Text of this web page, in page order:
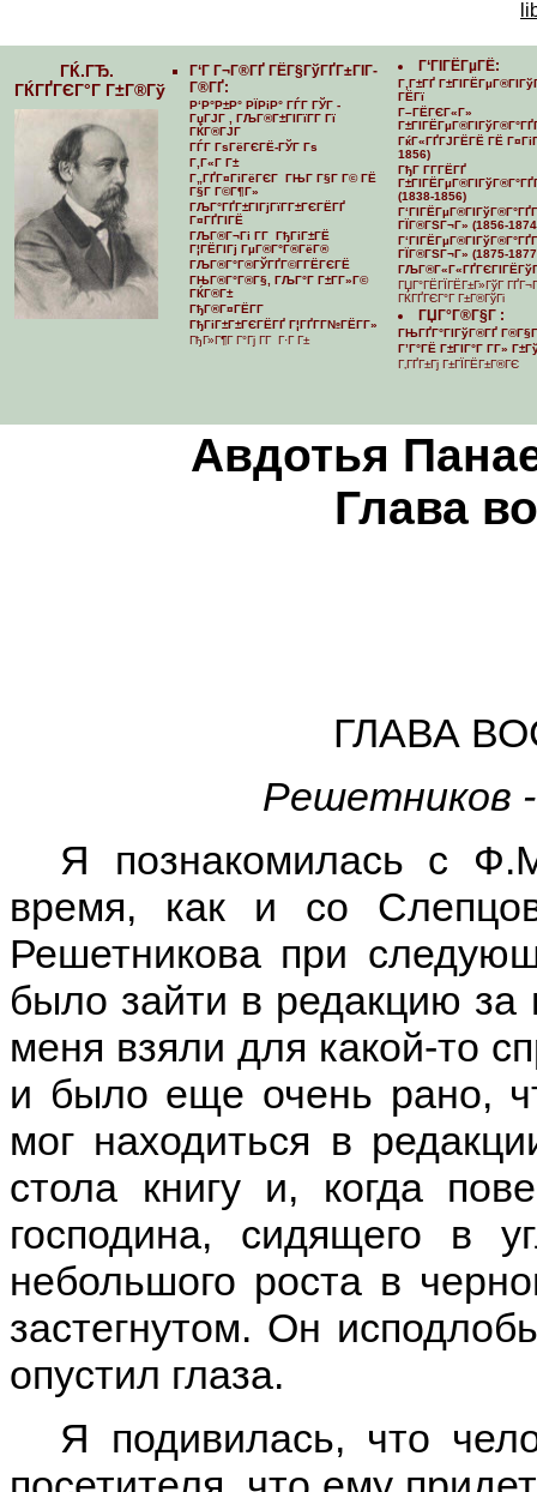
ГЌ.ГЂ.
ГЌГҐГЄГ°Г Г±Г®Гў
Г‘Г Г¬Г®ГҐ ГЁГ§ГўГҐГ±ГІГ­
Г®ГҐ:
Р‘Р°Р±Р° РЇРіР° ГЃГ ГЎГ -
ГџГЈГ , ГЉГ®Г±ГІГїГ­Г Гї
ГЌГ®ГЈГ
ГЃГ ГѕГёГЄГЁ-ГЎГ Гѕ
Г‚Г«Г Г±
Г„ГҐГ¤ГіГёГЄГ ГЊГ Г§Г Г© ГЁ
Г§Г Г©Г¶Г»
ГЉГ°ГҐГ±ГІГјГїГ­Г±ГЄГЁГҐ
Г¤ГҐГІГЁ
ГЉГ®Г¬Гі Г­Г ГђГіГ±ГЁ
Г¦ГЁГІГј ГµГ®Г°Г®ГёГ®
ГЉГ®Г°Г®ГЎГҐГ©Г­ГЁГЄГЁ
ГЊГ®Г°Г®Г§, ГЉГ°Г Г±Г­Г»Г©
ГЌГ®Г±
ГђГ®Г¤ГЁГ­Г
ГђГіГ±Г±ГЄГЁГҐ Г¦ГҐГ­Г№ГЁГ­Г»
ГђГ»Г¶Г Г°Гј Г­Г Г·Г Г±
Г‘ГІГЁГµГЁ:
Г‚Г±ГҐ
ГЁГї
Г–ГЁГЄГ«Г»
ГќГ«ГҐГЈГЁГЁ ГЁ
1856)
ГђГ Г­Г­ГЁГҐ
(1838-1856)
ГЇГ®ГЅГ¬Г» (1856-
ГЇГ®ГЅГ¬Г» (1875-
ГЏГ°ГЁГЇГЁГ±Г»ГўГ
ГЌГҐГЄГ°Г Г±Г®ГўГі
ГЏГ°Г®Г§Г :
ГЊГҐГ°ГІГўГ®ГҐ
Г’Г°ГЁ Г±ГІГ°Г Г­Г»
Г‚ГҐГ±Гј Г±ГЇГЁГ±Г®ГЄ
Авдотья
Глава
ГЛАВА
Решетников
Я познакомилась с
время, как и со
Решетникова при
было зайти в редакцию за
меня взяли для какой-то
и было еще очень рано,
мог находиться в
стола книгу и, когда
господина, сидящего в
небольшого роста в
застегнутом. Он
опустил глаза.
Я подивилась, что